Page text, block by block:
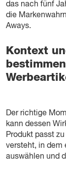
das nach fünf
die
Aways.
Kontext
Der richtige
kann dessen
Produkt passt
versteht, in dem
auswählen und